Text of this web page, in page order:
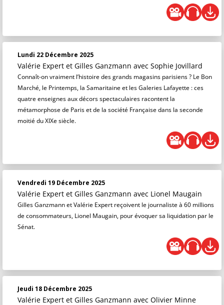
Lundi 22 Décembre 2025
Valérie Expert et Gilles Ganzmann avec Sophie Jovillard
Connaît-on vraiment l’histoire des grands magasins parisiens ? Le Bon
Marché, le Printemps, la Samaritaine et les Galeries Lafayette : ces
quatre enseignes aux décors spectaculaires racontent la
métamorphose de Paris et de la société Française dans la seconde
moitié du XIXe siècle.
Vendredi 19 Décembre 2025
Valérie Expert et Gilles Ganzmann avec Lionel Maugain
Gilles Ganzmann et Valérie Expert reçoivent le journaliste à 60 millions
de consommateurs, Lionel Maugain, pour évoquer sa liquidation par le
Sénat.
Jeudi 18 Décembre 2025
Valérie Expert et Gilles Ganzmann avec Olivier Minne